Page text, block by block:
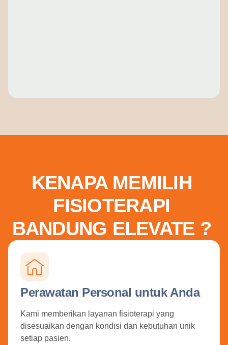
KENAPA MEMILIH
FISIOTERAPI
BANDUNG ELEVATE ?
Perawatan Personal untuk Anda
Kami memberikan layanan fisioterapi yang
disesuaikan dengan kondisi dan kebutuhan unik
setiap pasien.